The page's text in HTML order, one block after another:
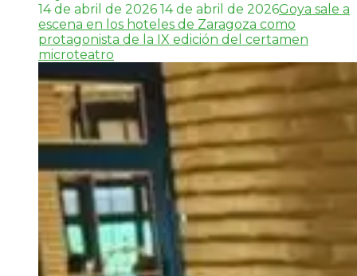
14 de abril de 2026 14 de abril de 2026Goya sale a
escena en los hoteles de Zaragoza como
protagonista de la IX edición del certamen
microteatro